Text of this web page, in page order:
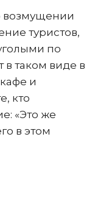
возмущении
туристов,
по
в таком виде в
и
кто
«Это же
в этом